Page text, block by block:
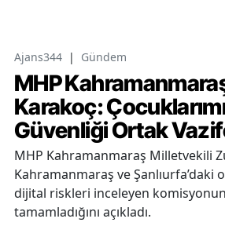
Ajans344 | Gündem
MHP
Karakoç:
Güvenliği Ortak
MHP Kahramanmaraş Milletvekili
Kahramanmaraş ve Şanlıurfa’daki
dijital riskleri inceleyen komisyonun
tamamladığını açıkladı.